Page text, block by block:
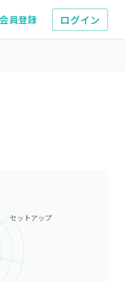
会員登録 ログイン
セットアップ